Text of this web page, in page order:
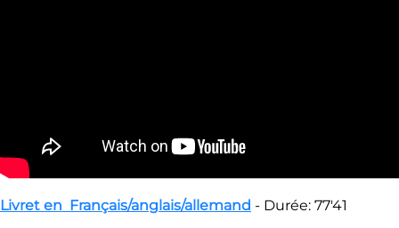
Livret en Français/anglais/allemand - Durée: 77'41